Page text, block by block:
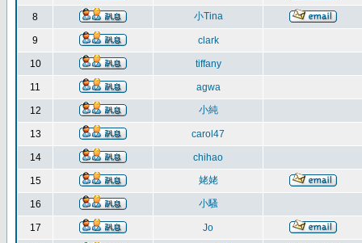
8 小Tina
9 clark
10 tiffany
11 agwa
12 小純
13 carol47
14 chihao
15 姥姥
16 小騷
17 Jo